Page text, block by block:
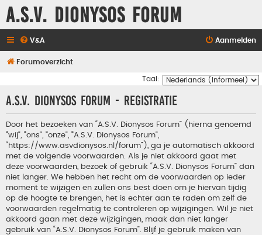
A.S.V. Dionysos Forum
V&A Aanmelden
Forumoverzicht
Taal:
A.S.V. Dionysos Forum - Registratie
Door het bezoeken van “A.S.V. Dionysos Forum” (hierna genoemd
“wij”, “ons”, “onze”, “A.S.V. Dionysos Forum”,
“https://www.asvdionysos.nl/forum”), ga je automatisch akkoord
met de volgende voorwaarden. Als je niet akkoord gaat met
deze voorwaarden, bezoek of gebruik “A.S.V. Dionysos Forum” dan
niet langer. We hebben het recht om de voorwaarden op ieder
moment te wijzigen en zullen ons best doen om je hiervan tijdig
op de hoogte te brengen, het is echter aan te raden om zelf de
voorwaarden regelmatig te controleren op wijzigingen. Wil je niet
akkoord gaan met deze wijzigingen, maak dan niet langer
gebruik van “A.S.V. Dionysos Forum”. Blijf je gebruik maken van